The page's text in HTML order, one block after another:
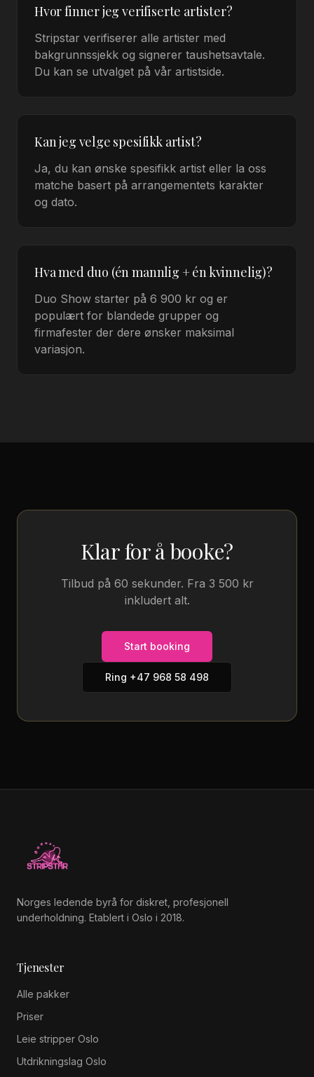
Hvor finner jeg verifiserte artister?
Stripstar verifiserer alle artister med
bakgrunnssjekk og signerer taushetsavtale.
Du kan se utvalget på vår artistside.
Kan jeg velge spesifikk artist?
Ja, du kan ønske spesifikk artist eller la oss
matche basert på arrangementets karakter
og dato.
Hva med duo (én mannlig + én kvinnelig)?
Duo Show starter på 6 900 kr og er
populært for blandede grupper og
firmafester der dere ønsker maksimal
variasjon.
Klar for å booke?
Tilbud på 60 sekunder. Fra 3 500 kr
inkludert alt.
Start booking
Ring +47 968 58 498
Norges ledende byrå for diskret, profesjonell
underholdning. Etablert i Oslo i 2018.
Tjenester
Alle pakker
Priser
Leie stripper Oslo
Utdrikningslag Oslo